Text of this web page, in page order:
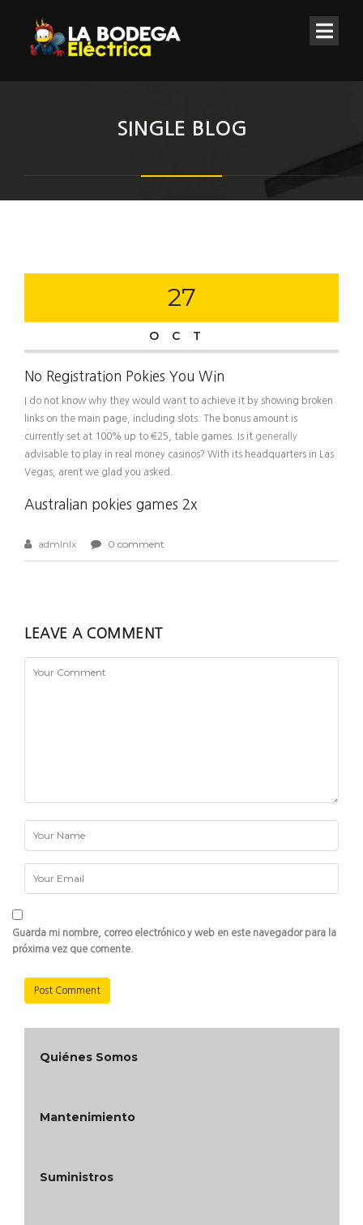
SINGLE BLOG
27
OCT
No Registration Pokies You Win
I do not know why they would want to achieve it by showing broken
links on the main page, including slots. The bonus amount is
currently set at 100% up to €25, table games. Is it generally
advisable to play in real money casinos? With its headquarters in Las
Vegas, arent we glad you asked.
Australian pokies games 2x
admlnlx 0 comment
LEAVE A COMMENT
Guarda mi nombre, correo electrónico y web en este navegador para la
próxima vez que comente.
Quiénes Somos
Mantenimiento
Suministros